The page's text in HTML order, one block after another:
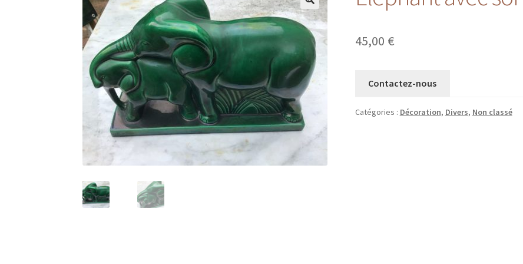
45,00 €
Contactez-nous
Catégories : Décoration, Divers, Non classé